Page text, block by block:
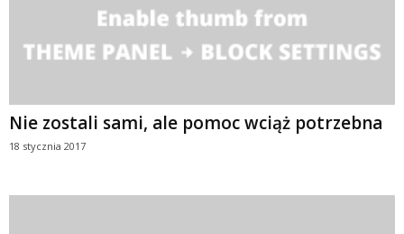
Nie zostali sami, ale pomoc wciąż potrzebna
18 stycznia 2017